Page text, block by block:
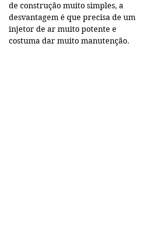
de construção muito simples, a
desvantagem é que precisa de um
injetor de ar muito potente e
costuma dar muito manutenção.